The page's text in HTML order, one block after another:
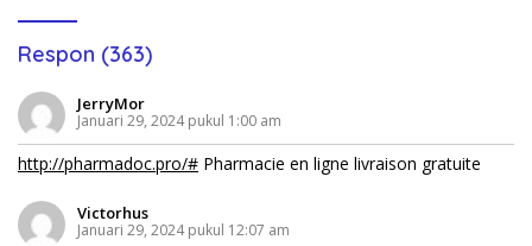
Respon (363)
JerryMor
Januari 29, 2024 pukul 1:00 am
http://pharmadoc.pro/# Pharmacie en ligne livraison gratuite
Victorhus
Januari 29, 2024 pukul 12:07 am